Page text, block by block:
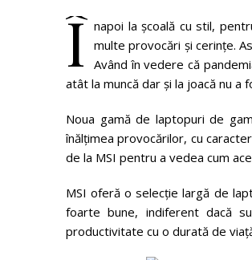
Î napoi la școală cu stil,
multe provocări și cerințe.
Având în vedere că
atât la muncă dar și la joacă nu
Noua gamă de laptopuri de
înălțimea provocărilor, cu
de la MSI pentru a vedea cum
MSI oferă o selecție largă de
foarte bune, indiferent dacă
productivitate cu o durată de